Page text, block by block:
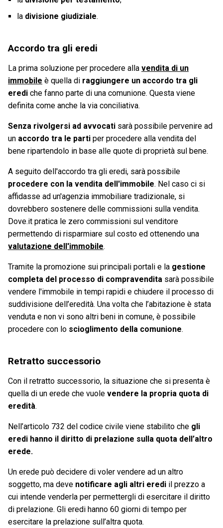
la divisione giudiziale.
Accordo tra gli eredi
La prima soluzione per procedere alla vendita di un
immobile è quella di raggiungere un accordo tra gli
eredi che fanno parte di una comunione. Questa viene
definita come anche la via conciliativa.
Senza rivolgersi ad avvocati sarà possibile pervenire ad
un accordo tra le parti per procedere alla vendita del
bene ripartendolo in base alle quote di proprietà sul bene.
A seguito dell'accordo tra gli eredi, sarà possibile
procedere con la vendita dell'immobile. Nel caso ci si
affidasse ad un'agenzia immobiliare tradizionale, si
dovrebbero sostenere delle commissioni sulla vendita.
Dove.it pratica le zero commissioni sul venditore
permettendo di risparmiare sul costo ed ottenendo una
valutazione dell'immobile.
Tramite la promozione sui principali portali e la gestione
completa del processo di compravendita sarà possibile
vendere l'immobile in tempi rapidi e chiudere il processo di
suddivisione dell’eredità. Una volta che l’abitazione è stata
venduta e non vi sono altri beni in comune, è possibile
procedere con lo scioglimento della comunione.
Retratto successorio
Con il retratto successorio, la situazione che si presenta è
quella di un erede che vuole vendere la propria quota di
eredità.
Nell’articolo 732 del codice civile viene stabilito che gli
eredi hanno il diritto di prelazione sulla quota dell’altro
erede.
Un erede può decidere di voler vendere ad un altro
soggetto, ma deve notificare agli altri eredi il prezzo a
cui intende venderla per permettergli di esercitare il diritto
di prelazione. Gli eredi hanno 60 giorni di tempo per
esercitare la prelazione sull’altra quota.